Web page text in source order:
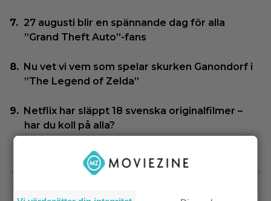
27 augusti blir en spännande dag för alla
”Grand Theft Auto”-fans
Nu vet vi vem som spelar skurken Ganondorf i
”The Legend of Zelda”
Netflix har släppt 18 svenska originalfilmer –
har du koll på alla?
SENASTE NYTT